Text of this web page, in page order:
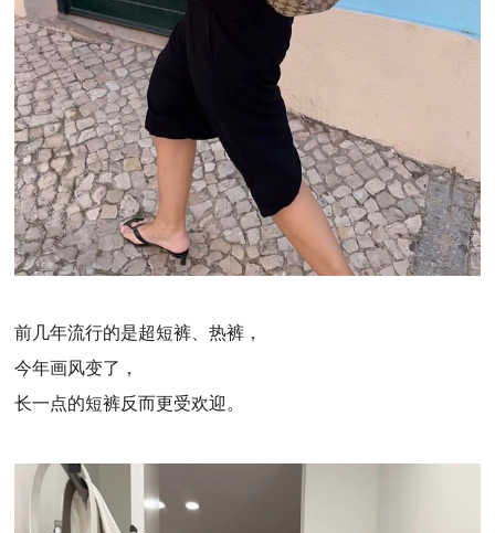
前几年流行的是超短裤、热裤，
今年画风变了，
长一点的短裤反而更受欢迎。